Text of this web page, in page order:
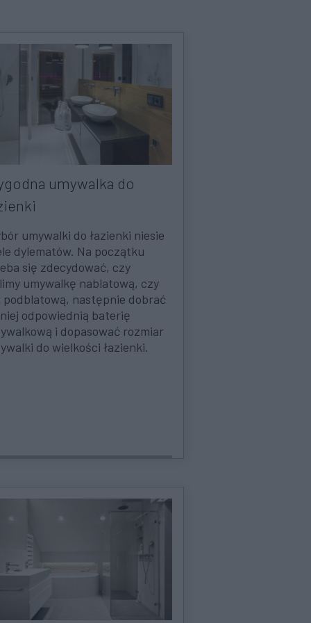
umywalka do
umywalki do łazienki niesie
dylematów. Na początku
się zdecydować, czy
umywalkę nablatową, czy
podblatową, następnie dobrać
odpowiednią baterię
i dopasować rozmiar
do wielkości łazienki.